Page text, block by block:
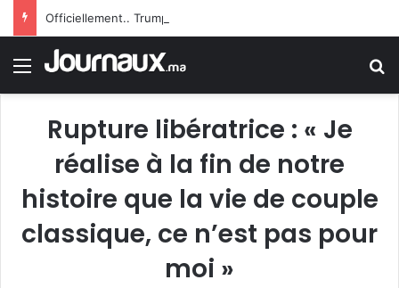
Menu
Rupture libératrice : « Je
réalise à la fin de notre
histoire que la vie de couple
classique, ce n’est pas pour
moi »